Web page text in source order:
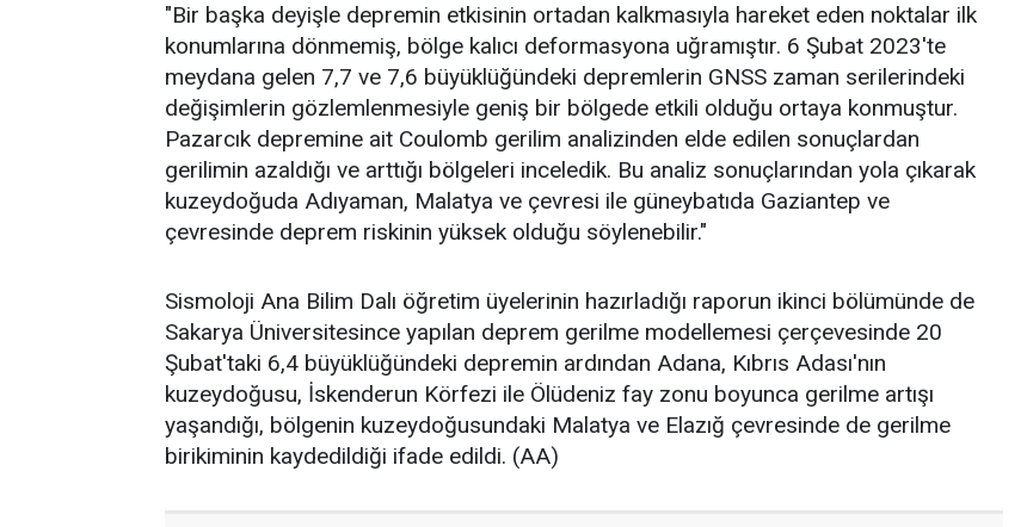
"Bir başka deyişle depremin etkisinin ortadan kalkmasıyla hareket eden noktalar ilk
konumlarına dönmemiş, bölge kalıcı deformasyona uğramıştır. 6 Şubat 2023'te
meydana gelen 7,7 ve 7,6 büyüklüğündeki depremlerin GNSS zaman serilerindeki
değişimlerin gözlemlenmesiyle geniş bir bölgede etkili olduğu ortaya konmuştur.
Pazarcık depremine ait Coulomb gerilim analizinden elde edilen sonuçlardan
gerilimin azaldığı ve arttığı bölgeleri inceledik. Bu analiz sonuçlarından yola çıkarak
kuzeydoğuda Adıyaman, Malatya ve çevresi ile güneybatıda Gaziantep ve
çevresinde deprem riskinin yüksek olduğu söylenebilir."
Sismoloji Ana Bilim Dalı öğretim üyelerinin hazırladığı raporun ikinci bölümünde de
Sakarya Üniversitesince yapılan deprem gerilme modellemesi çerçevesinde 20
Şubat'taki 6,4 büyüklüğündeki depremin ardından Adana, Kıbrıs Adası'nın
kuzeydoğusu, İskenderun Körfezi ile Ölüdeniz fay zonu boyunca gerilme artışı
yaşandığı, bölgenin kuzeydoğusundaki Malatya ve Elazığ çevresinde de gerilme
birikiminin kaydedildiği ifade edildi. (AA)